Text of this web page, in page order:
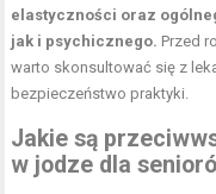
elastyczności oraz
jak i psychicznego. Przed
warto skonsultować się z
bezpieczeństwo praktyki.
Jakie są
w jodze dla